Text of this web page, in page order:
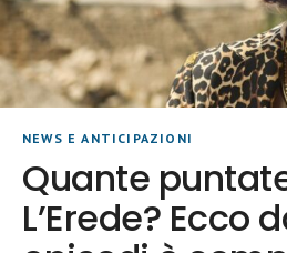
NEWS E ANTICIPAZIONI
Quante
L’Erede? Ecco